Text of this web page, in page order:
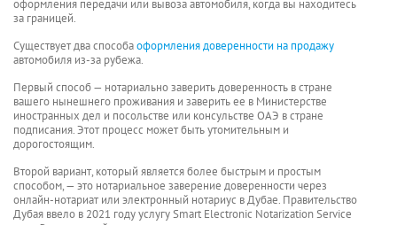
оформления передачи или вывоза автомобиля, когда вы находитесь
за границей.
Существует два способаоформления доверенности на продажу
автомобиля из-за рубежа.
Первый способ — нотариально заверить доверенность в стране
вашего нынешнего проживания и заверить ее в Министерстве
иностранных дел и посольстве или консульстве ОАЭ в стране
подписания. Этот процесс может быть утомительным и
дорогостоящим.
Второй вариант, который является более быстрым и простым
способом, — это нотариальное заверение доверенности через
онлайн-нотариат или электронный нотариус в Дубае. Правительство
Дубая ввело в 2021 году услугу Smart Electronic Notarization Service